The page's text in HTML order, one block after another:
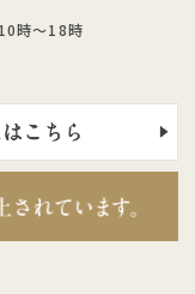
時～18時